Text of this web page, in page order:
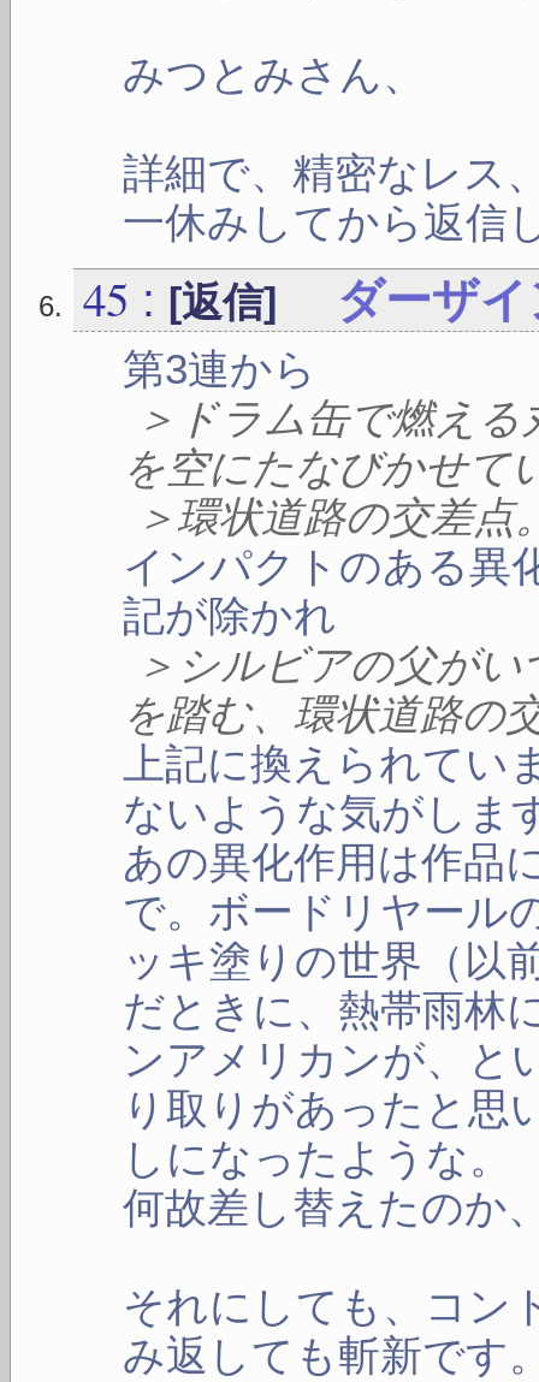
みつとみさん、
詳細で、精密なレス
一休みしてから返信
45 : [返信] ダーザ
第3連から
＞ドラム缶で燃え
を空にたなびかせて
＞環状道路の交差点
インパクトのある異
記が除かれ
＞シルビアの父が
を踏む、環状道路の
上記に換えられて
ないような気がしま
あの異化作用は作品
で。ボードリヤール
ッキ塗りの世界（以
だときに、熱帯雨林
ンアメリカンが、と
り取りがあったと思
しになったような。
何故差し替えたのか
それにしても、コン
み返しても斬新です